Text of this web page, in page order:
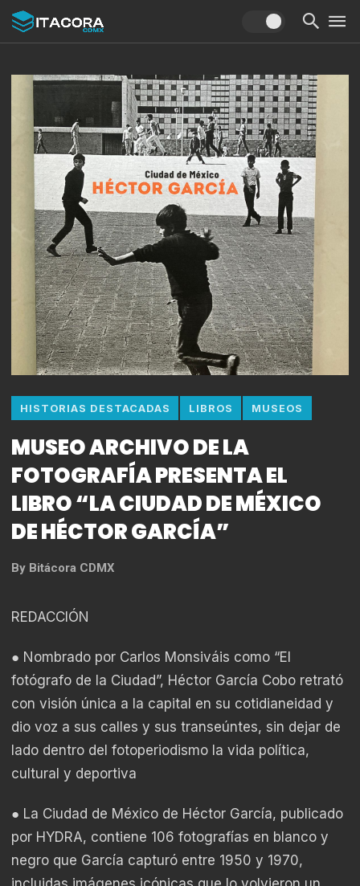
HISTORIAS DESTACADAS LIBROS MUSEOS
MUSEO ARCHIVO DE LA
FOTOGRAFÍA PRESENTA EL
LIBRO “LA CIUDAD DE MÉXICO
DE HÉCTOR GARCÍA”
By Bitácora CDMX
REDACCIÓN
● Nombrado por Carlos Monsiváis como “El
fotógrafo de la Ciudad”, Héctor García Cobo retrató
con visión única a la capital en su cotidianeidad y
dio voz a sus calles y sus transeúntes, sin dejar de
lado dentro del fotoperiodismo la vida política,
cultural y deportiva
● La Ciudad de México de Héctor García, publicado
por HYDRA, contiene 106 fotografías en blanco y
negro que García capturó entre 1950 y 1970,